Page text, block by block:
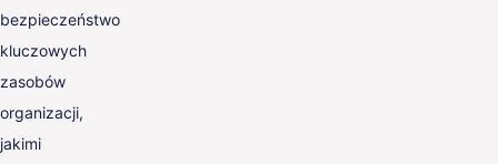
bezpieczeństwo
kluczowych
zasobów
organizacji,
jakimi